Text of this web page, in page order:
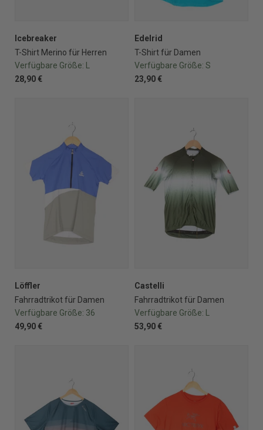
Icebreaker
T-Shirt Merino für Herren
Verfügbare Größe:
28,90 €
Edelrid
T-Shirt für Damen
Verfügbare Größe: S
23,90 €
Löffler
Fahrradtrikot für Damen
Verfügbare Größe: 36
49,90 €
Castelli
Fahrradtrikot für Damen
Verfügbare Größe:
53,90 €